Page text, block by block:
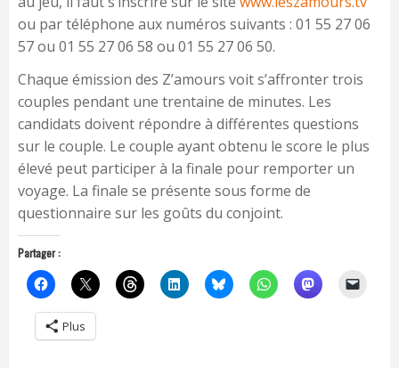
ou par téléphone aux numéros suivants : 01 55 27 06
57 ou 01 55 27 06 58 ou 01 55 27 06 50.
Chaque émission des Z’amours voit s’affronter trois
couples pendant une trentaine de minutes. Les
candidats doivent répondre à différentes questions
sur le couple. Le couple ayant obtenu le score le plus
élevé peut participer à la finale pour remporter un
voyage. La finale se présente sous forme de
questionnaire sur les goûts du conjoint.
Partager :
Plus